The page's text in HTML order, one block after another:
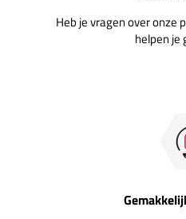
Heb je vragen over onze
helpen je